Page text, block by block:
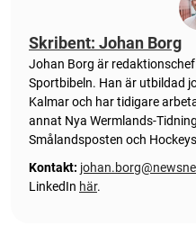
Skribent: Johan Borg
Johan Borg är
Sportbibeln. Han är utbildad
Kalmar och har tidigare
annat Nya Wermlands-
Smålandsposten och
Kontakt:
LinkedIn här.